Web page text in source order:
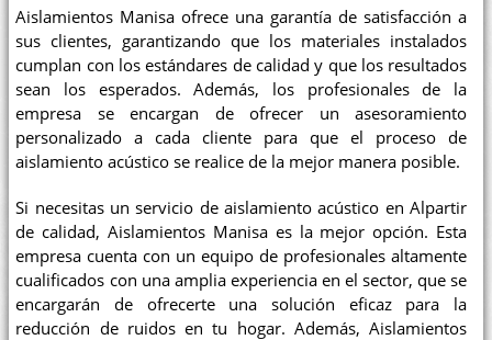
Aislamientos Manisa ofrece una garantía de satisfacción a
sus clientes, garantizando que los materiales instalados
cumplan con los estándares de calidad y que los resultados
sean los esperados. Además, los profesionales de la
empresa se encargan de ofrecer un asesoramiento
personalizado a cada cliente para que el proceso de
aislamiento acústico se realice de la mejor manera posible.
Si necesitas un servicio de aislamiento acústico en Alpartir
de calidad, Aislamientos Manisa es la mejor opción. Esta
empresa cuenta con un equipo de profesionales altamente
cualificados con una amplia experiencia en el sector, que se
encargarán de ofrecerte una solución eficaz para la
reducción de ruidos en tu hogar. Además, Aislamientos